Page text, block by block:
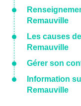
Remauville
Les causes
Remauville
Gérer son
Information
Remauville